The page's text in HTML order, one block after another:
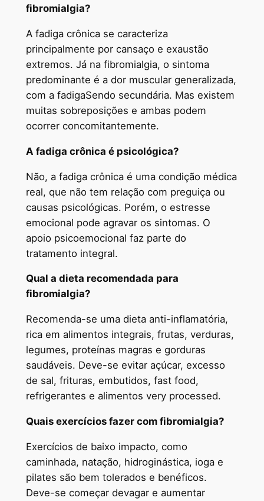
fibromialgia?
A fadiga crônica se caracteriza
principalmente por cansaço e exaustão
extremos. Já na fibromialgia, o sintoma
predominante é a dor muscular generalizada,
com a fadigaSendo secundária. Mas existem
muitas sobreposições e ambas podem
ocorrer concomitantemente.
A fadiga crônica é psicológica?
Não, a fadiga crônica é uma condição médica
real, que não tem relação com preguiça ou
causas psicológicas. Porém, o estresse
emocional pode agravar os sintomas. O
apoio psicoemocional faz parte do
tratamento integral.
Qual a dieta recomendada para
fibromialgia?
Recomenda-se uma dieta anti-inflamatória,
rica em alimentos integrais, frutas, verduras,
legumes, proteínas magras e gorduras
saudáveis. Deve-se evitar açúcar, excesso
de sal, frituras, embutidos, fast food,
refrigerantes e alimentos very processed.
Quais exercícios fazer com fibromialgia?
Exercícios de baixo impacto, como
caminhada, natação, hidroginástica, ioga e
pilates são bem tolerados e benéficos.
Deve-se começar devagar e aumentar